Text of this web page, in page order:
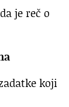
je reč o
koji